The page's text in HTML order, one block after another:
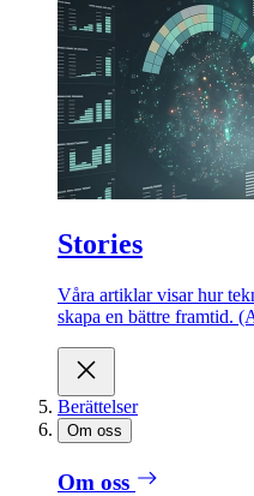
Stories
Våra artiklar visar hur
skapa en bättre framtid.
Berättelser
Om oss
Om oss